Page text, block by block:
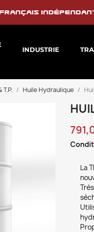
INDUSTRIE
Huile Hydraulique
La